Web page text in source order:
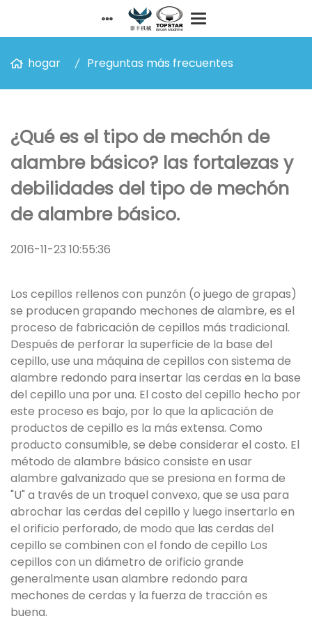
hogar Preguntas más frecuentes
¿Qué es el tipo de mechón de
alambre básico? las fortalezas y
debilidades del tipo de mechón
de alambre básico.
2016-11-23 10:55:36
Los cepillos rellenos con punzón (o juego de grapas)
se producen grapando mechones de alambre, es el
proceso de fabricación de cepillos más tradicional.
Después de perforar la superficie de la base del
cepillo, use una máquina de cepillos con sistema de
alambre redondo para insertar las cerdas en la base
del cepillo una por una. El costo del cepillo hecho por
este proceso es bajo, por lo que la aplicación de
productos de cepillo es la más extensa. Como
producto consumible, se debe considerar el costo. El
método de alambre básico consiste en usar
alambre galvanizado que se presiona en forma de
"U" a través de un troquel convexo, que se usa para
abrochar las cerdas del cepillo y luego insertarlo en
el orificio perforado, de modo que las cerdas del
cepillo se combinen con el fondo de cepillo Los
cepillos con un diámetro de orificio grande
generalmente usan alambre redondo para
mechones de cerdas y la fuerza de tracción es
buena.